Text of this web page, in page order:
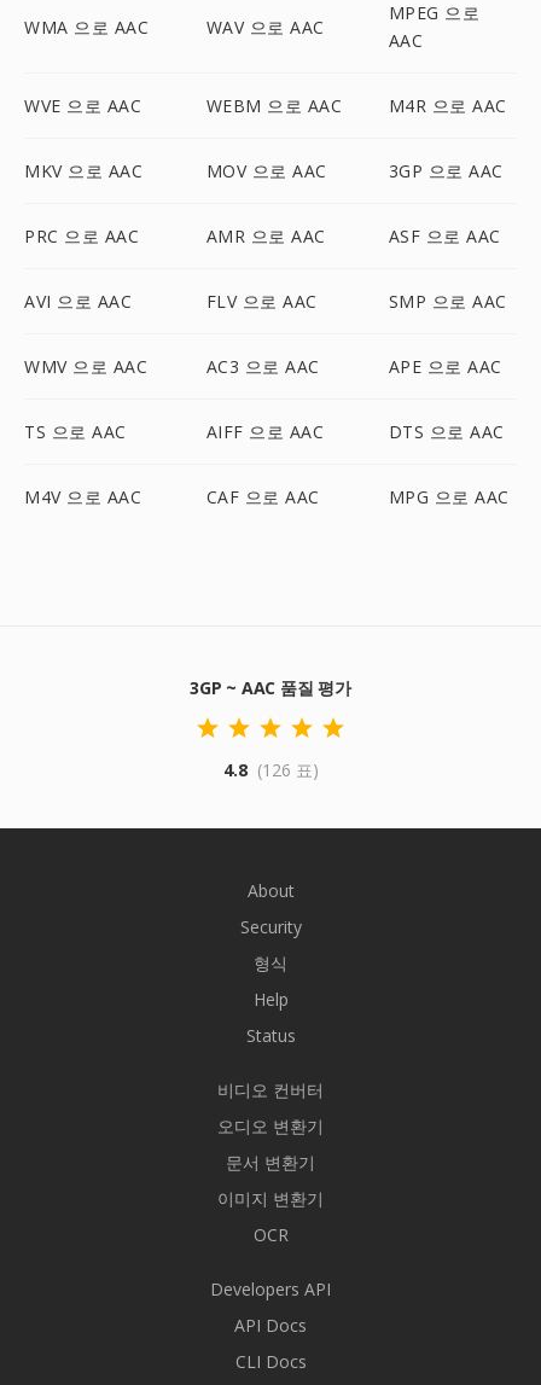
WMA 으로 AAC WAV 으로 AAC
MPEG 으로
AAC
WVE 으로 AAC WEBM 으로 AAC M4R 으로 AAC
MKV 으로 AAC MOV 으로 AAC 3GP 으로 AAC
PRC 으로 AAC AMR 으로 AAC ASF 으로 AAC
AVI 으로 AAC FLV 으로 AAC SMP 으로 AAC
WMV 으로 AAC AC3 으로 AAC APE 으로 AAC
TS 으로 AAC AIFF 으로 AAC DTS 으로 AAC
M4V 으로 AAC CAF 으로 AAC MPG 으로 AAC
3GP ~ AAC 품질 평가
4.8 (126 표)
About
Security
형식
Help
Status
비디오 컨버터
오디오 변환기
문서 변환기
이미지 변환기
OCR
Developers API
API Docs
CLI Docs